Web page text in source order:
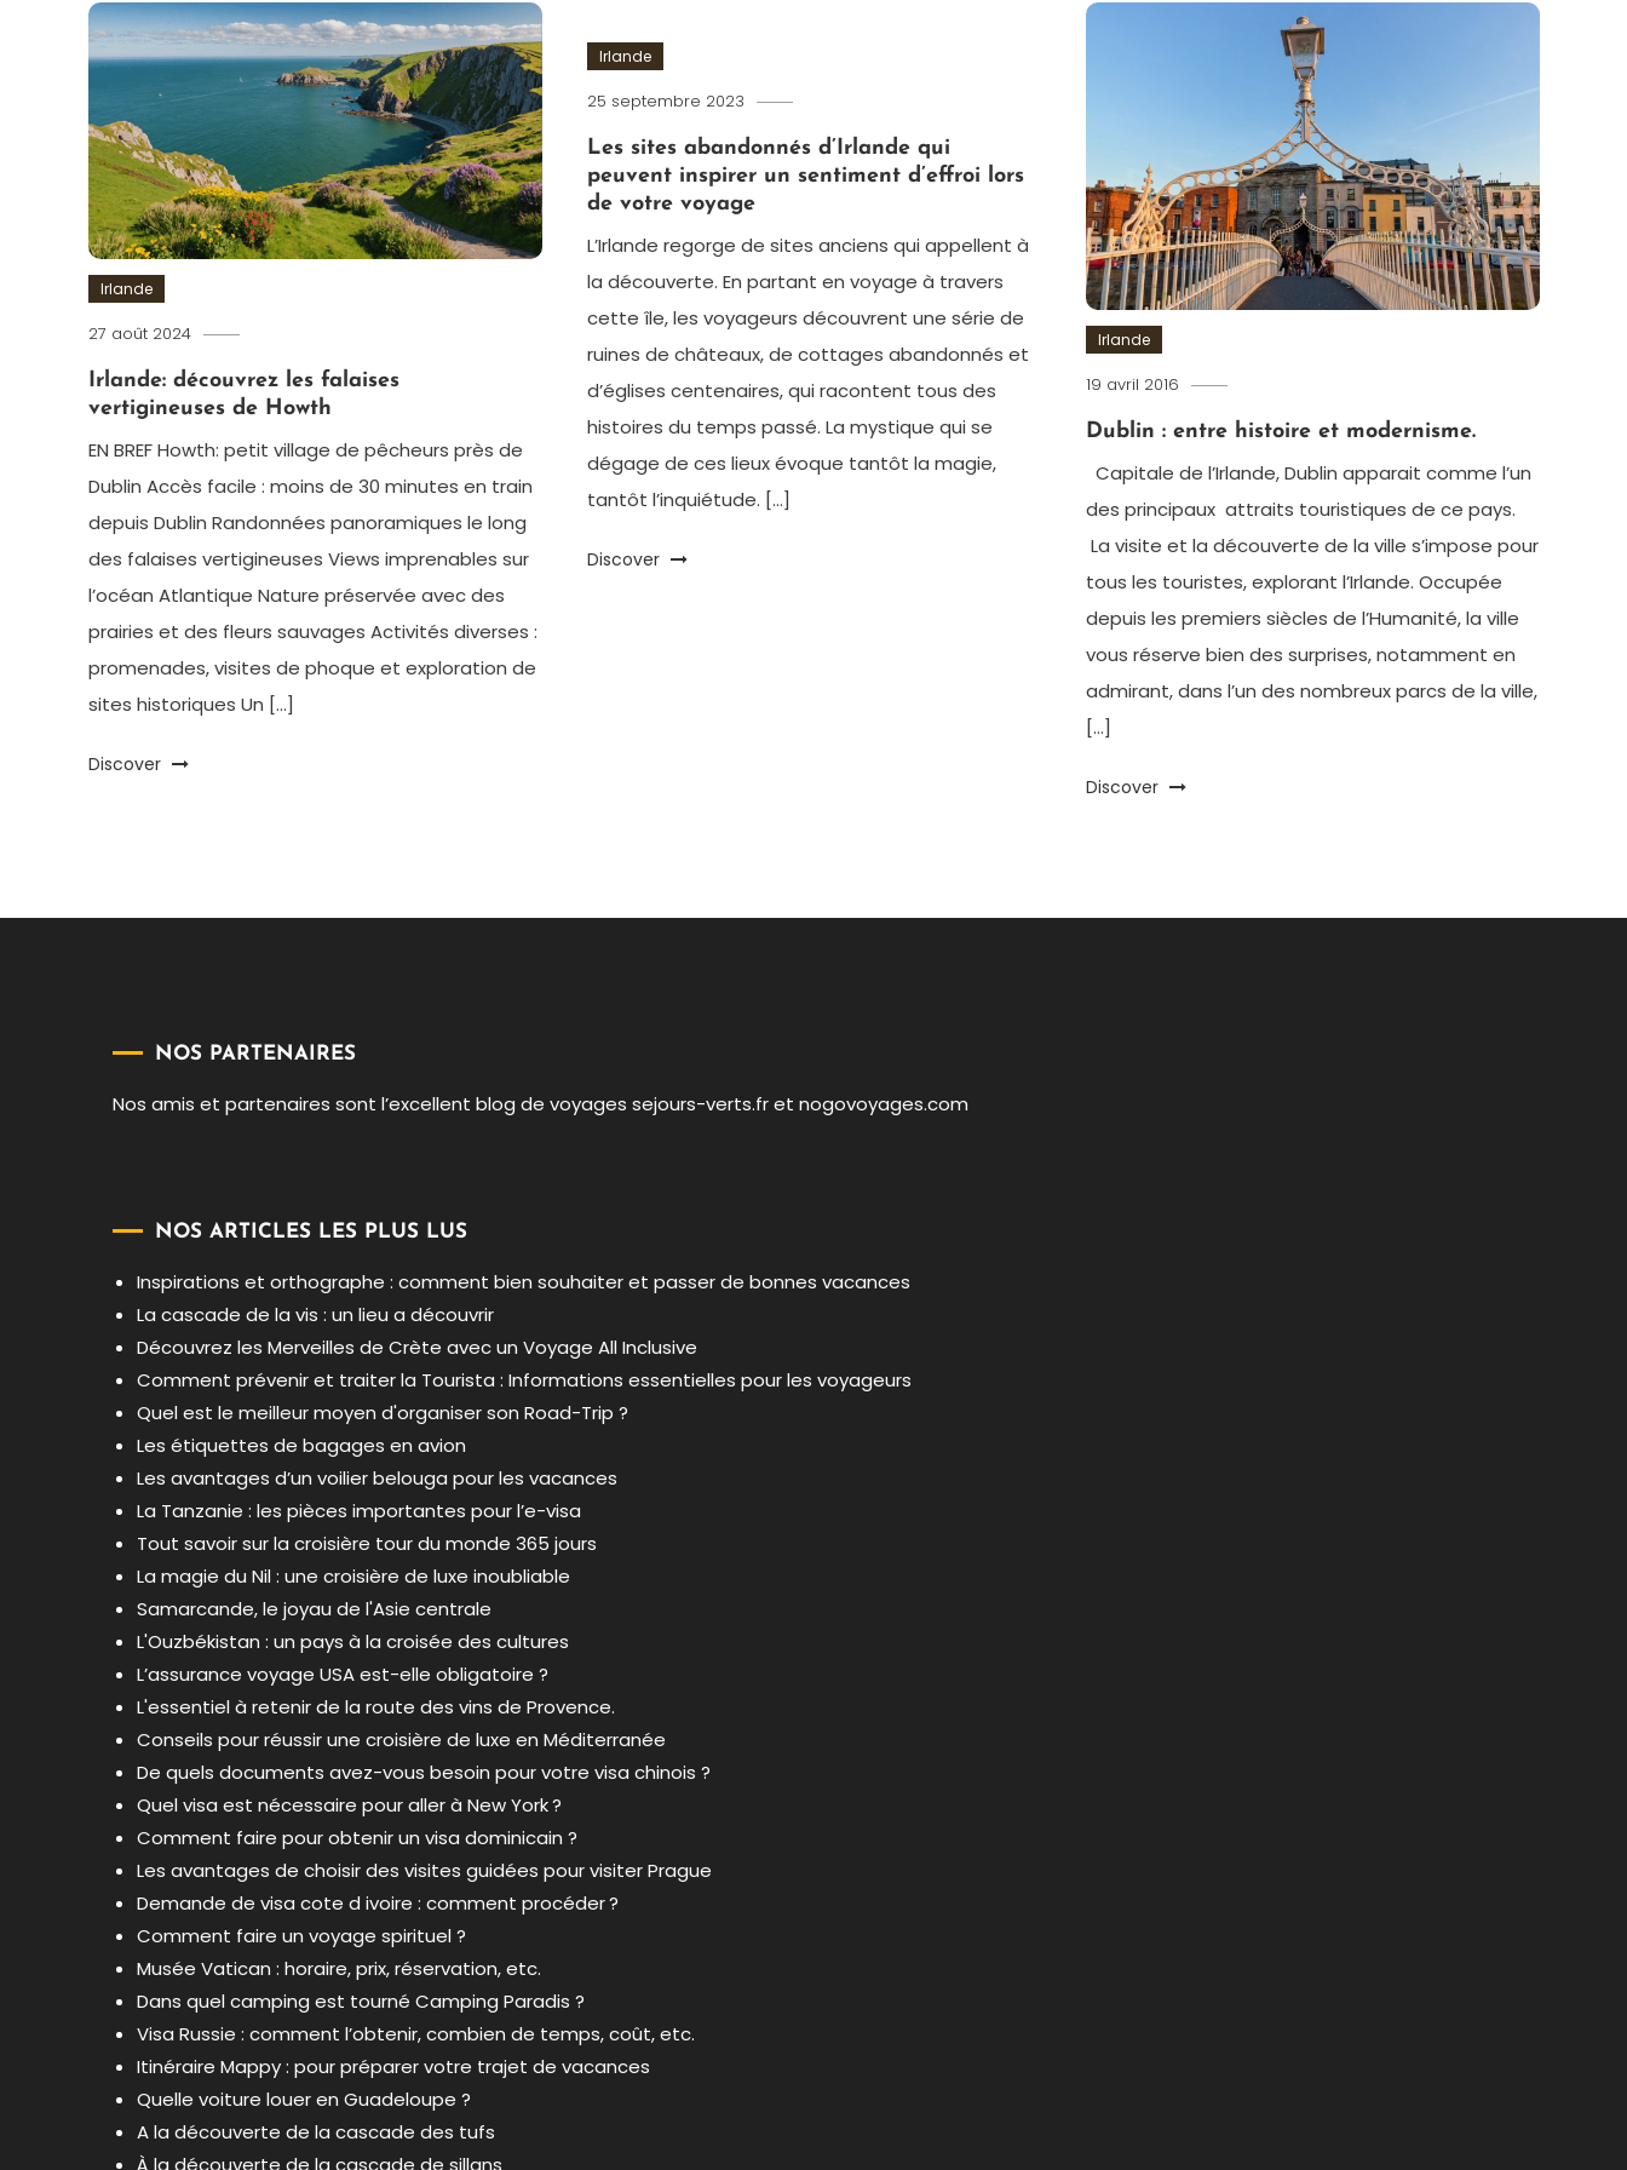
Irlande
27 août 2024
Irlande: découvrez les falaises
vertigineuses de Howth
EN BREF Howth: petit village de pêcheurs près de
Dublin Accès facile : moins de 30 minutes en train
depuis Dublin Randonnées panoramiques le long
des falaises vertigineuses Views imprenables sur
l’océan Atlantique Nature préservée avec des
prairies et des fleurs sauvages Activités diverses :
promenades, visites de phoque et exploration de
sites historiques Un […]
Discover
Irlande
25 septembre 2023
Les sites abandonnés d’Irlande qui
peuvent inspirer un sentiment d’effroi lors
de votre voyage
L’Irlande regorge de sites anciens qui appellent à
la découverte. En partant en voyage à travers
cette île, les voyageurs découvrent une série de
ruines de châteaux, de cottages abandonnés et
d’églises centenaires, qui racontent tous des
histoires du temps passé. La mystique qui se
dégage de ces lieux évoque tantôt la magie,
tantôt l’inquiétude. […]
Discover
Irlande
19 avril 2016
Dublin : entre histoire et modernisme.
Capitale de l’Irlande, Dublin apparait comme l’un
des principaux attraits touristiques de ce pays.
La visite et la découverte de la ville s’impose pour
tous les touristes, explorant l’Irlande. Occupée
depuis les premiers siècles de l’Humanité, la ville
vous réserve bien des surprises, notamment en
admirant, dans l’un des nombreux parcs de la ville,
[…]
Discover
NOS PARTENAIRES
Nos amis et partenaires sont l’excellent blog de voyagessejours-verts.fretnogovoyages.com
NOS ARTICLES LES PLUS LUS
Inspirations et orthographe : comment bien souhaiter et passer de bonnes vacances
La cascade de la vis : un lieu a découvrir
Découvrez les Merveilles de Crète avec un Voyage All Inclusive
Comment prévenir et traiter la Tourista : Informations essentielles pour les voyageurs
Quel est le meilleur moyen d'organiser son Road-Trip ?
Les étiquettes de bagages en avion
Les avantages d’un voilier belouga pour les vacances
La Tanzanie : les pièces importantes pour l’e-visa
Tout savoir sur la croisière tour du monde 365 jours
La magie du Nil : une croisière de luxe inoubliable
Samarcande, le joyau de l'Asie centrale
L'Ouzbékistan : un pays à la croisée des cultures
L’assurance voyage USA est-elle obligatoire ?
L'essentiel à retenir de la route des vins de Provence.
Conseils pour réussir une croisière de luxe en Méditerranée
De quels documents avez-vous besoin pour votre visa chinois ?
Quel visa est nécessaire pour aller à New York ?
Comment faire pour obtenir un visa dominicain ?
Les avantages de choisir des visites guidées pour visiter Prague
Demande de visa cote d ivoire : comment procéder ?
Comment faire un voyage spirituel ?
Musée Vatican : horaire, prix, réservation, etc.
Dans quel camping est tourné Camping Paradis ?
Visa Russie : comment l’obtenir, combien de temps, coût, etc.
Itinéraire Mappy : pour préparer votre trajet de vacances
Quelle voiture louer en Guadeloupe ?
A la découverte de la cascade des tufs
À la découverte de la cascade de sillans